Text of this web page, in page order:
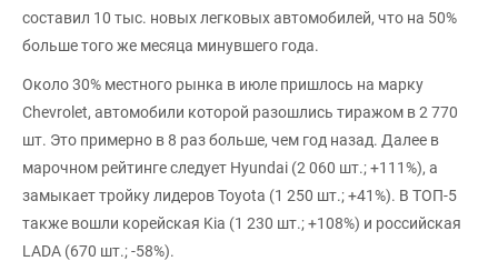
составил 10 тыс. новых легковых автомобилей, что на 50%
больше того же месяца минувшего года.
Около 30% местного рынка в июле пришлось на марку
Chevrolet, автомобили которой разошлись тиражом в 2 770
шт. Это примерно в 8 раз больше, чем год назад. Далее в
марочном рейтинге следует Hyundai (2 060 шт.; +111%), а
замыкает тройку лидеров Toyota (1 250 шт.; +41%). В ТОП-5
также вошли корейская Kia (1 230 шт.; +108%) и российская
LADA (670 шт.; -58%).